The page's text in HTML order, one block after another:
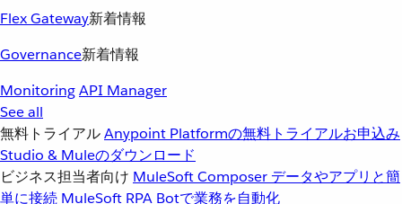
Flex Gateway新着情報
Governance新着情報
MonitoringAPI Manager
See all
無料トライアルAnypoint Platformの無料トライアルお申込み
Studio & Muleのダウンロード
ビジネス担当者向け MuleSoft Composer データやアプリと簡
単に接続 MuleSoft RPA Botで業務を自動化